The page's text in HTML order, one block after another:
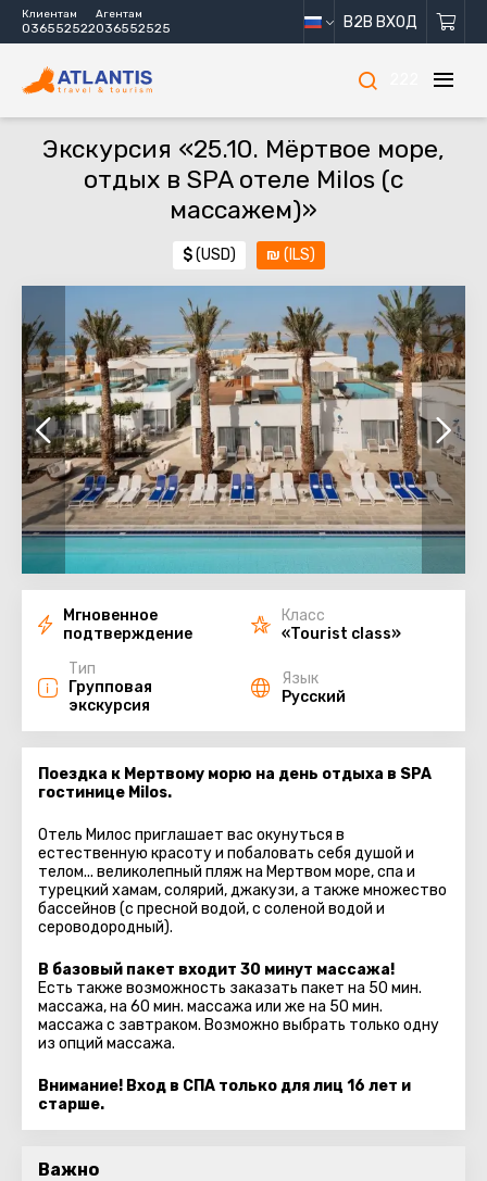
Клиентам
036552522
Агентам
036552525 B2B ВХОД
Экскурсия «25.10. Мёртвое море,
отдых в SPA отеле Milos (с
массажем)»
$(USD) ₪ (ILS)
Мгновенное
подтверждение
Класс
«Tourist class»
Тип
Групповая
экскурсия
Язык
Русский
Поездка к Мертвому морю на день отдыха в SPA
гостинице Milos.
Отель Милос приглашает вас окунуться в
естественную красоту и побаловать себя душой и
телом... великолепный пляж на Мертвом море, спа и
турецкий хамам, солярий, джакузи, а также множество
бассейнов (с пресной водой, с соленой водой и
сероводородный).
В базовый пакет входит 30 минут массажа!
Есть также возможность заказать пакет на 50 мин.
массажа, на 60 мин. массажа или же на 50 мин.
массажа с завтраком. Возможно выбрать только одну
из опций массажа.
Внимание! Вход в СПА только для лиц 16 лет и
старше.
Важно